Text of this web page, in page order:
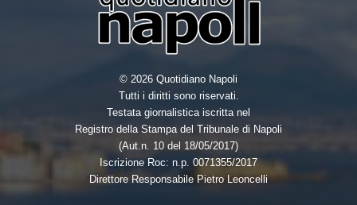
© 2026 Quotidiano Napoli
Tutti i diritti sono riservati.
Testata giornalistica iscritta nel
Registro della Stampa del Tribunale di Napoli
(Aut.n. 10 del 18/05/2017)
Iscrizione Roc: n.p. 0071355/2017
Direttore Responsabile Pietro Leoncelli